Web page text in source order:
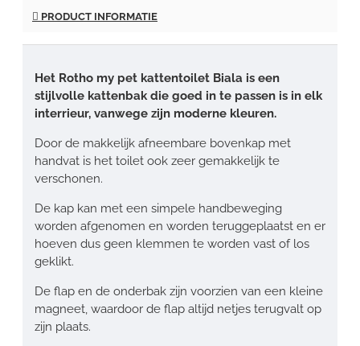
PRODUCT INFORMATIE
Het Rotho my pet kattentoilet Biala is een
stijlvolle kattenbak die goed in te passen is in elk
interrieur, vanwege zijn moderne kleuren.
Door de makkelijk afneembare bovenkap met
handvat is het toilet ook zeer gemakkelijk te
verschonen.
De kap kan met een simpele handbeweging
worden afgenomen en worden teruggeplaatst en er
hoeven dus geen klemmen te worden vast of los
geklikt.
De flap en de onderbak zijn voorzien van een kleine
magneet, waardoor de flap altijd netjes terugvalt op
zijn plaats.